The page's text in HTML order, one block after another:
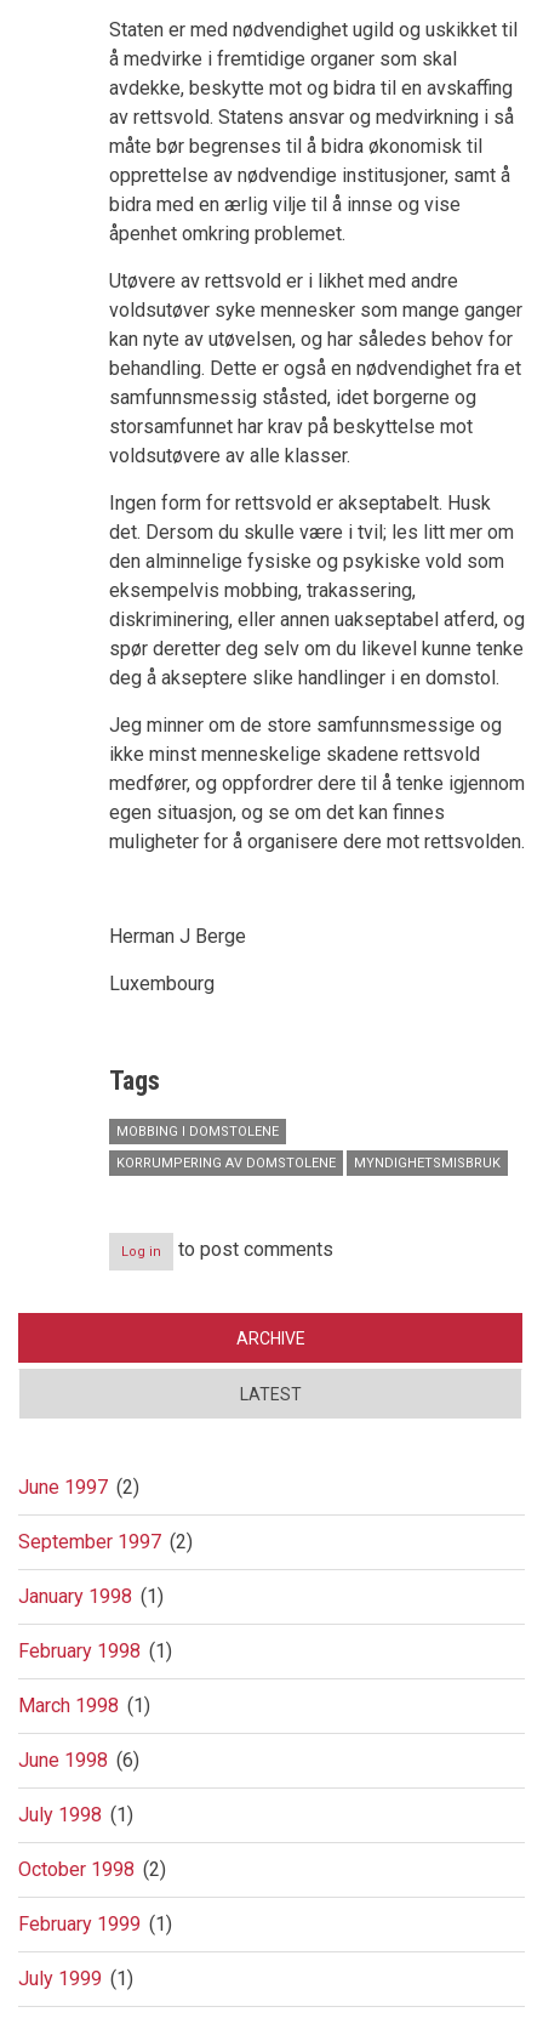
Staten er med nødvendighet ugild og uskikket til
å medvirke i fremtidige organer som skal
avdekke, beskytte mot og bidra til en avskaffing
av rettsvold. Statens ansvar og medvirkning i så
måte bør begrenses til å bidra økonomisk til
opprettelse av nødvendige institusjoner, samt å
bidra med en ærlig vilje til å innse og vise
åpenhet omkring problemet.
Utøvere av rettsvold er i likhet med andre
voldsutøver syke mennesker som mange ganger
kan nyte av utøvelsen, og har således behov for
behandling. Dette er også en nødvendighet fra et
samfunnsmessig ståsted, idet borgerne og
storsamfunnet har krav på beskyttelse mot
voldsutøvere av alle klasser.
Ingen form for rettsvold er akseptabelt. Husk
det. Dersom du skulle være i tvil; les litt mer om
den alminnelige fysiske og psykiske vold som
eksempelvis mobbing, trakassering,
diskriminering, eller annen uakseptabel atferd, og
spør deretter deg selv om du likevel kunne tenke
deg å akseptere slike handlinger i en domstol.
Jeg minner om de store samfunnsmessige og
ikke minst menneskelige skadene rettsvold
medfører, og oppfordrer dere til å tenke igjennom
egen situasjon, og se om det kan finnes
muligheter for å organisere dere mot rettsvolden.
Herman J Berge
Luxembourg
Tags
MOBBING I DOMSTOLENE
KORRUMPERING AV DOMSTOLENE
MYNDIGHETSMISBRUK
Log in to post comments
ARCHIVE
LATEST
June 1997 (2)
September 1997 (2)
January 1998 (1)
February 1998 (1)
March 1998 (1)
June 1998 (6)
July 1998 (1)
October 1998 (2)
February 1999 (1)
July 1999 (1)